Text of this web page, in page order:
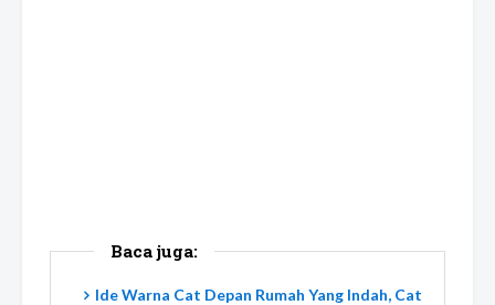
Baca juga:
Ide Warna Cat Depan Rumah Yang Indah, Cat